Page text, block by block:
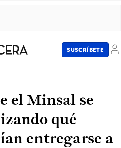
SUSCRÍBETE
el Minsal se
qué
entregarse a